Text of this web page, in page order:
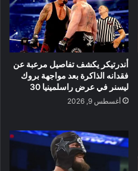
أندرتيكر يكشف تفاصيل مرعبة عن
فقدانه الذاكرة بعد مواجهة بروك
ليسنر في عرض راسلمينيا 30
أغسطس 9, 2026